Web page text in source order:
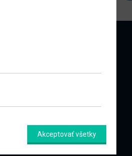
Reklamačný formulár
Odstúpiť od zmluvy tu
Akceptovať všetky